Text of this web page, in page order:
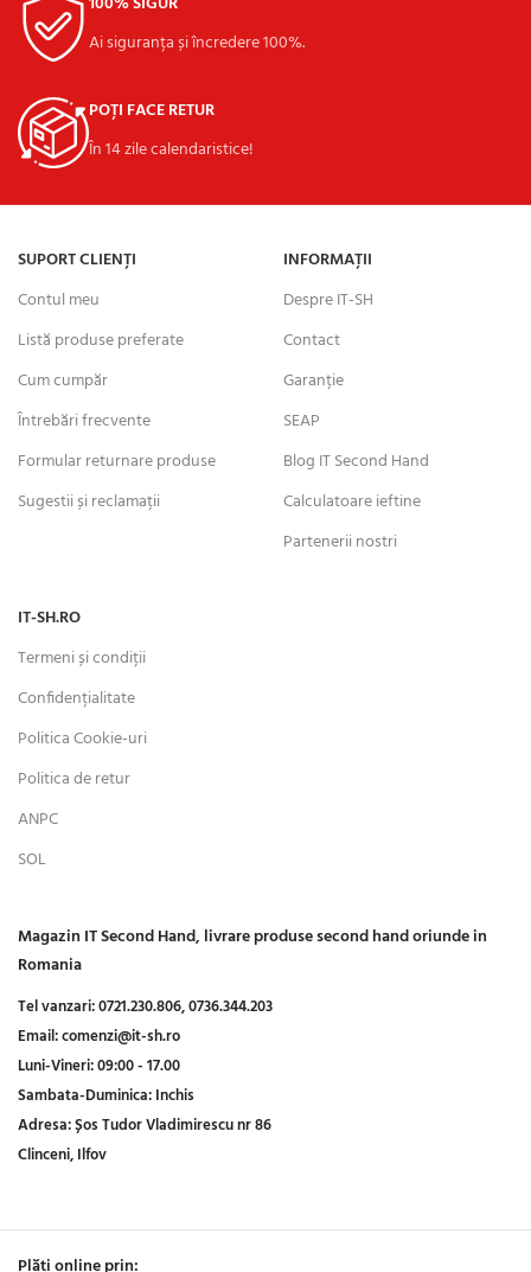
Ai siguranța și încredere 100%.
POȚI FACE RETUR
În 14 zile calendaristice!
SUPORT CLIENȚI
Contul meu
Listă produse preferate
Cum cumpăr
Întrebări frecvente
Formular returnare produse
Sugestii și reclamații
INFORMAȚII
Despre IT-SH
Contact
Garanție
SEAP
Blog IT Second Hand
Calculatoare ieftine
Partenerii nostri
IT-SH.RO
Termeni și condiții
Confidențialitate
Politica Cookie-uri
Politica de retur
ANPC
SOL
Magazin IT Second Hand, livrare produse second hand oriunde in
Romania
Tel vanzari:0721.230.806,0736.344.203
Email:comenzi@it-sh.ro
Luni-Vineri:09:00 - 17.00
Sambata-Duminica:Inchis
Adresa:Șos Tudor Vladimirescu nr 86
Clinceni, Ilfov